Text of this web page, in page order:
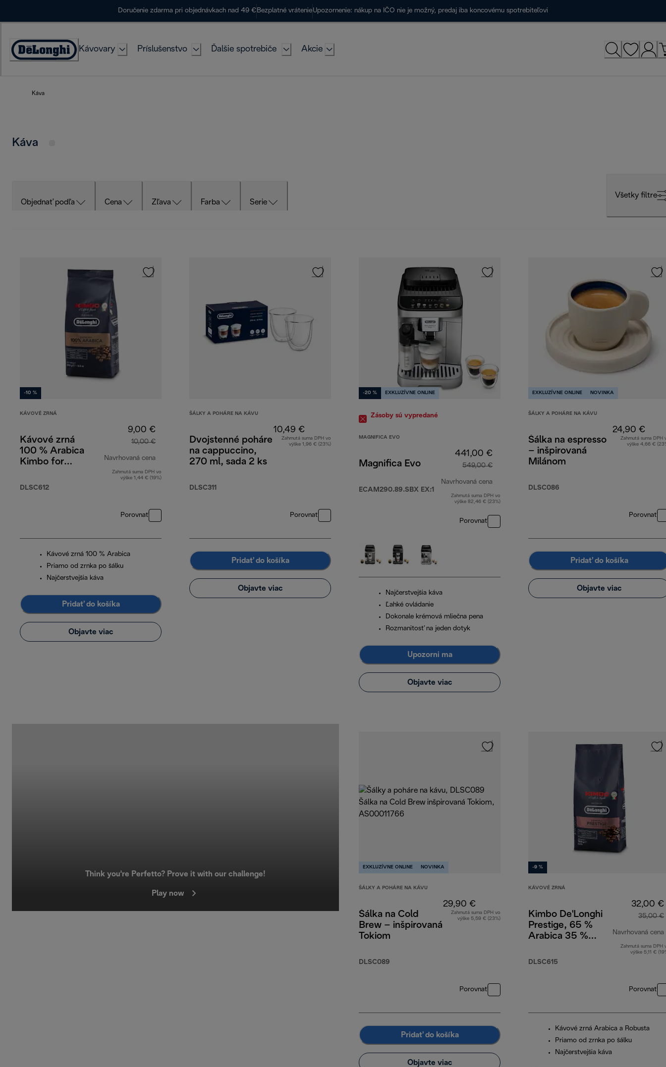
Doručenie zdarma pri objednávkach nad 49 € Bezplatné vrátenieUpozornenie: nákup na IČO nie je možný, predaj iba koncovému spotrebiteľovi
Accessibility
Kávovary Príslušenstvo Ďalšie spotrebiče Akcie
Káva
Káva
Objednať podľa Cena Zľava Farba Serie
Všetky filtre
-10 %
KÁVOVÉ ZRNÁ
Kávové zrná
100 % Arabica
Kimbo for
DLSC612
9,00 €
10,00 €
Navrhovaná cena
pôvodná cena 10,00 €
Zahrnutá suma DPH vo
výške 1,44 € (19%)
Porovnať
Kávové zrná 100 % Arabica
Priamo od zrnka po šálku
Najčerstvejšia káva
Pridať do košíka
Objavte viac
ŠÁLKY A POHÁRE NA KÁVU
Dvojstenné poháre
na cappuccino,
270 ml, sada 2 ks
DLSC311
10,49 €
Zahrnutá suma DPH vo
výške 1,96 € (23%)
Porovnať
Pridať do košíka
Objavte viac
-20 % EXKLUZÍVNE ONLINE
Zásoby sú vypredané
MAGNIFICA EVO
Magnifica Evo
ECAM290.89.SBX EX:1
441,00 €
549,00 €
Navrhovaná cena
pôvodná cena 549,00 €
Zahrnutá suma DPH vo
výške 82,46 € (23%)
Porovnať
Najčerstvejšia káva
Ľahké ovládanie
Dokonale krémová mliečna pena
Rozmanitosť na jeden dotyk
Upozorni ma
Objavte viac
EXKLUZÍVNE ONLINE NOVINKA
ŠÁLKY A POHÁRE NA KÁVU
Šálka na espresso
– inšpirovaná
Milánom
DLSC086
24,90 €
Zahrnutá suma DPH
výške 4,66 €
Porovnať
Pridať do košíka
Objavte viac
Think you're Perfetto? Prove it with our challenge!
Play now
EXKLUZÍVNE ONLINE NOVINKA
ŠÁLKY A POHÁRE NA KÁVU
Šálka na Cold
Brew – inšpirovaná
Tokiom
DLSC089
29,90 €
Zahrnutá suma DPH vo
výške 5,59 € (23%)
Porovnať
Pridať do košíka
Objavte viac
-9 %
KÁVOVÉ ZRNÁ
Kimbo De'Longhi
Prestige, 65 %
Arabica 35 %
DLSC615, 1 kg
DLSC615
32,00 €
35,00 €
Navrhovaná cena
Zahrnutá suma DPH
výške 5,11 €
Porovnať
Kávové zrná Arabica a Robusta
Priamo od zrnka po šálku
Najčerstvejšia káva